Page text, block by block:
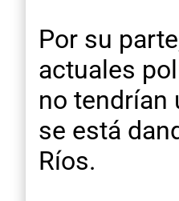
Por su
actuales
no tendrían
se está
Ríos.